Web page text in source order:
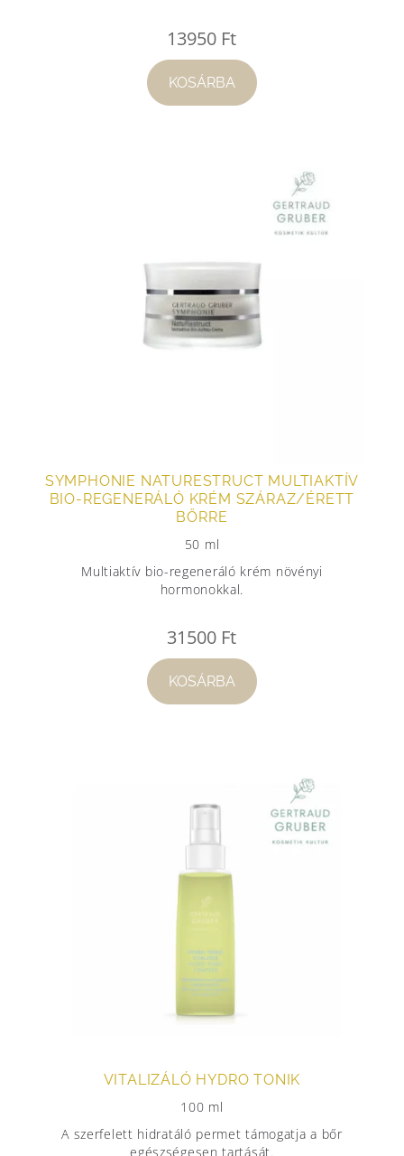
13950 Ft
KOSÁRBA
SYMPHONIE NATURESTRUCT MULTIAKTÍV
BIO-REGENERÁLÓ KRÉM SZÁRAZ/ÉRETT
BŐRRE
50 ml
Multiaktív bio-regeneráló krém növényi
hormonokkal.
31500 Ft
KOSÁRBA
VITALIZÁLÓ HYDRO TONIK
100 ml
A szerfelett hidratáló permet támogatja a bőr
egészségesen tartását.